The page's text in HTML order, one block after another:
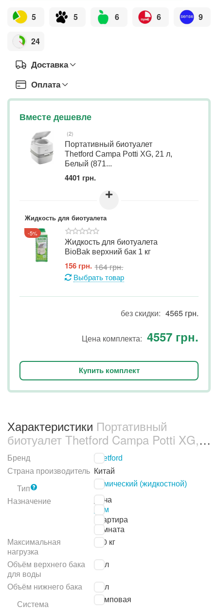
5 5 6 6 9
24
Доставка
Оплата
Вместе дешевле
(2)
Портативный биотуалет
Thetford Campa Potti XG, 21 л,
Белый (871...
4401 грн.
+
Жидкость для биотуалета
-5%
Жидкость для биотуалета
BioBak верхний бак 1 кг
‍156‍ грн. ‍164‍грн.
Выбрать товар
без скидки: 4565 грн.
Цена комплекта: 4557 грн.
Купить комплект
Характеристики Портативный
биотуалет Thetford Campa Potti XG,
21 л, Белый (8710315024609)
Бренд Thetford
Страна производитель Китай
Тип
Химический (жидкостной)
Назначение Дача
Дом
Квартира
Комната
Максимальная
нагрузка
120 кг
Объём верхнего бака
для воды
15 л
Объём нижнего бака
21 л
Система
Помповая